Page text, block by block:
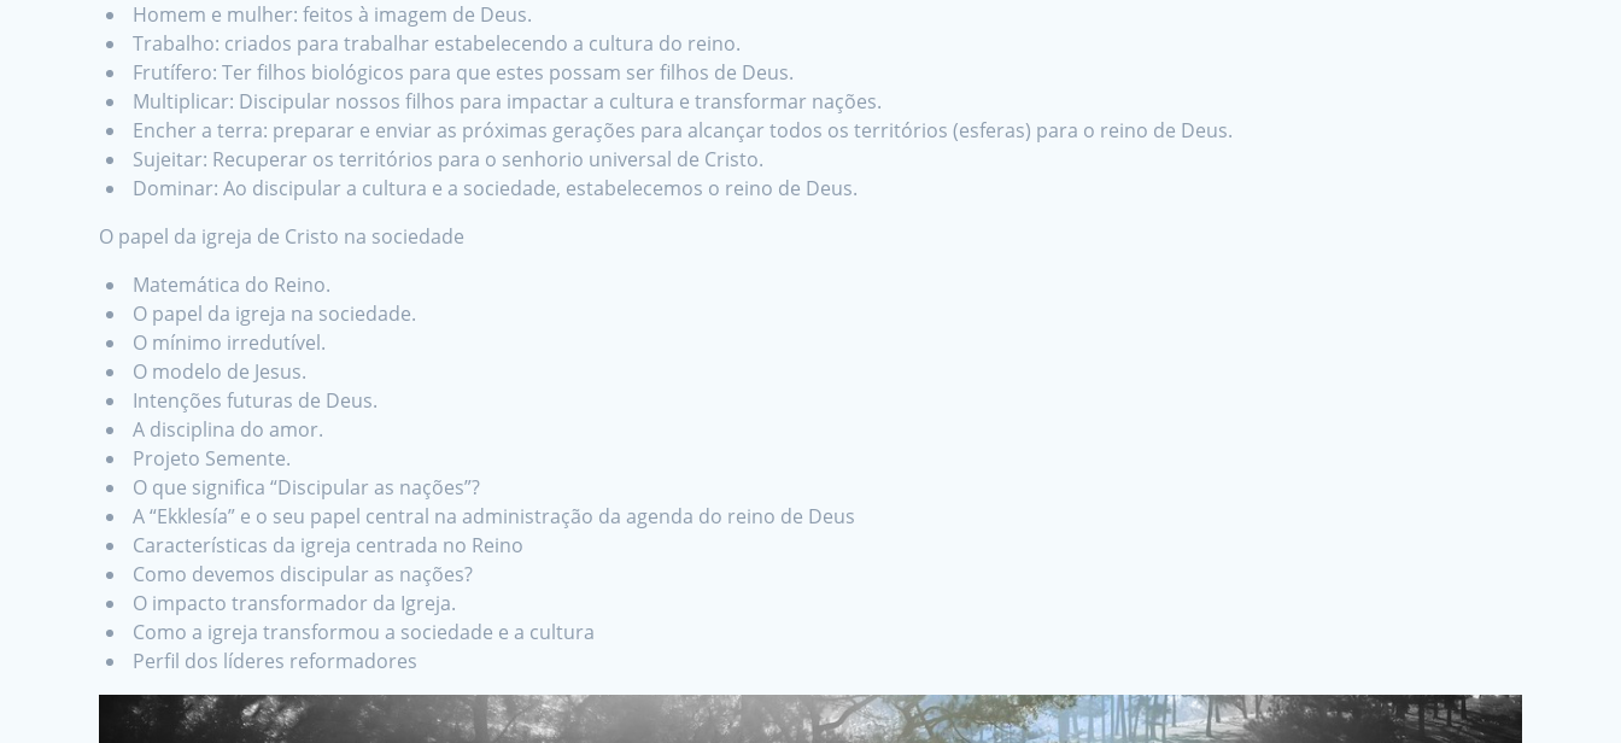
Homem e mulher: feitos à imagem de Deus.
Trabalho: criados para trabalhar estabelecendo a cultura do reino.
Frutífero: Ter filhos biológicos para que estes possam ser filhos de Deus.
Multiplicar: Discipular nossos filhos para impactar a cultura e transformar nações.
Encher a terra: preparar e enviar as próximas gerações para alcançar todos os territórios (esferas) para o reino de Deus.
Sujeitar: Recuperar os territórios para o senhorio universal de Cristo.
Dominar: Ao discipular a cultura e a sociedade, estabelecemos o reino de Deus.
O papel da igreja de Cristo na sociedade
Matemática do Reino.
O papel da igreja na sociedade.
O mínimo irredutível.
O modelo de Jesus.
Intenções futuras de Deus.
A disciplina do amor.
Projeto Semente.
O que significa “Discipular as nações”?
A “Ekklesía” e o seu papel central na administração da agenda do reino de Deus
Características da igreja centrada no Reino
Como devemos discipular as nações?
O impacto transformador da Igreja.
Como a igreja transformou a sociedade e a cultura
Perfil dos líderes reformadores